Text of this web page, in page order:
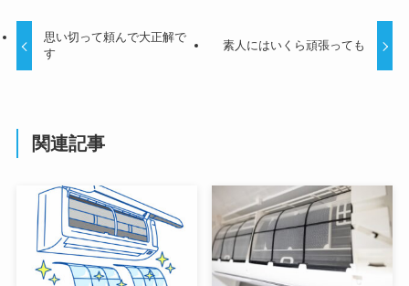
思い切って頼んで大正解で
す
素人にはいくら頑張っても
関連記事